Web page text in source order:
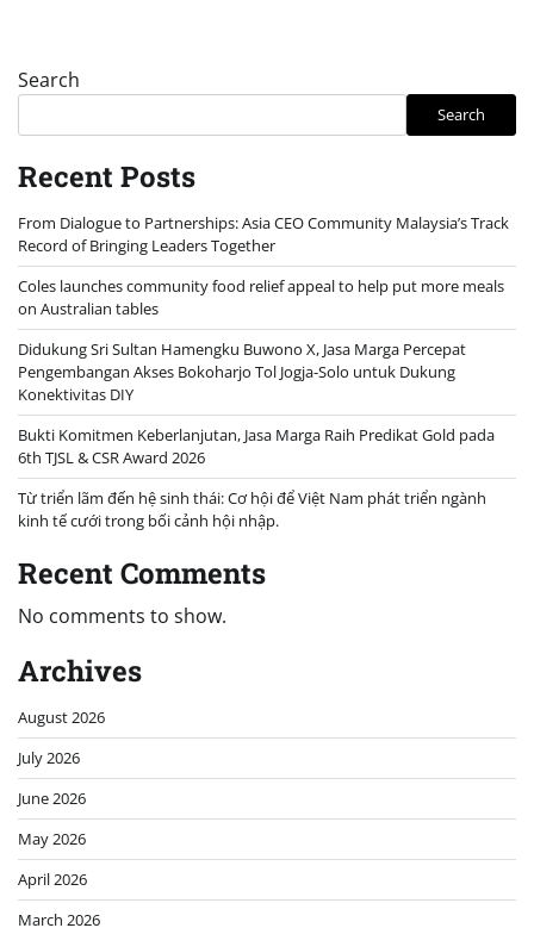
Search
Search
Recent Posts
From Dialogue to Partnerships: Asia CEO Community Malaysia’s Track
Record of Bringing Leaders Together
Coles launches community food relief appeal to help put more meals
on Australian tables
Didukung Sri Sultan Hamengku Buwono X, Jasa Marga Percepat
Pengembangan Akses Bokoharjo Tol Jogja-Solo untuk Dukung
Konektivitas DIY
Bukti Komitmen Keberlanjutan, Jasa Marga Raih Predikat Gold pada
6th TJSL & CSR Award 2026
Từ triển lãm đến hệ sinh thái: Cơ hội để Việt Nam phát triển ngành
kinh tế cưới trong bối cảnh hội nhập.
Recent Comments
No comments to show.
Archives
August 2026
July 2026
June 2026
May 2026
April 2026
March 2026